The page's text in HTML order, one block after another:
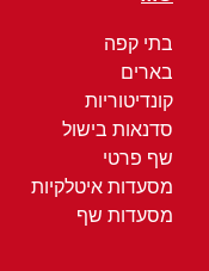
בתי קפה
בארים
קונדיטוריות
סדנאות בישול
שף פרטי
מסעדות איטלקיות
מסעדות שף